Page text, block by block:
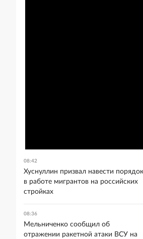
08:42
Хуснуллин призвал навести порядок
в работе мигрантов на российских
стройках
08:36
Мельниченко сообщил об
отражении ракетной атаки ВСУ на